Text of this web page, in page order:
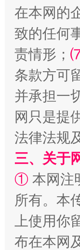
解纷+调解+
站台名
在本网的
致的任何
责情形；
条款方可
并承担一
网只是提
法律法规
三、关于
① 本网注
所有。本
上使用
布在本网